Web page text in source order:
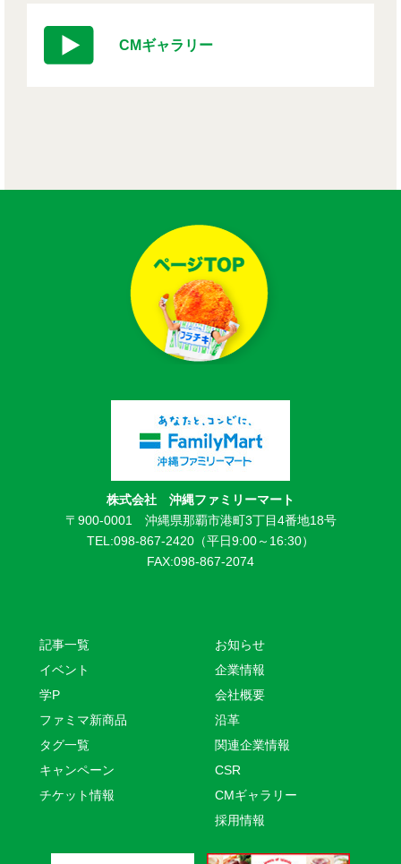
CMギャラリー
株式会社 沖縄ファミリーマート
〒900-0001 沖縄県那覇市港町3丁目4番地18号
TEL:098-867-2420（平日9:00～16:30）
FAX:098-867-2074
記事一覧
イベント
学P
ファミマ新商品
タグ一覧
キャンペーン
チケット情報
お知らせ
企業情報
会社概要
沿革
関連企業情報
CSR
CMギャラリー
採用情報